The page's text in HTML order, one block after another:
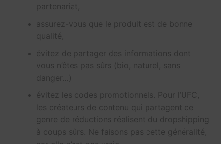
partenariat,
assurez-vous que le produit est de bonne
qualité,
évitez de partager des informations dont
vous n’êtes pas sûrs (bio, naturel, sans
danger…)
évitez les codes promotionnels. Pour l’UFC,
les créateurs de contenu qui partagent ce
genre de réductions réalisent du dropshipping
à coups sûrs. Ne faisons pas cette généralité,